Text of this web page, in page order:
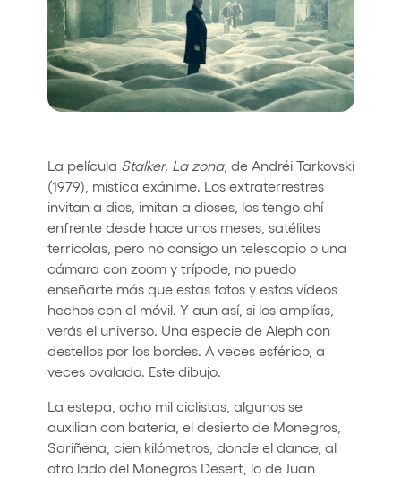
Quienes somos
¿Quieres trabajar con nosotros?
elrow News
Síguenos en tiktok
Síguenos en facebook
Síguenos en instagram
Síguenos en twitter
Síguenos en linkedin
Síguenos en youtube
Aviso Legal
Política de Sostenibilidad
La película Stalker, La zona, de Andréi Tarkovski
(1979), mística exánime. Los extraterrestres
invitan a dios, imitan a dioses, los tengo ahí
enfrente desde hace unos meses, satélites
terrícolas, pero no consigo un telescopio o una
cámara con zoom y trípode, no puedo
enseñarte más que estas fotos y estos vídeos
hechos con el móvil. Y aun así, si los amplías,
verás el universo. Una especie de Aleph con
destellos por los bordes. A veces esférico, a
veces ovalado. Este dibujo.
La estepa, ocho mil ciclistas, algunos se
auxilian con batería, el desierto de Monegros,
Sariñena, cien kilómetros, donde el dance, al
otro lado del Monegros Desert, lo de Juan